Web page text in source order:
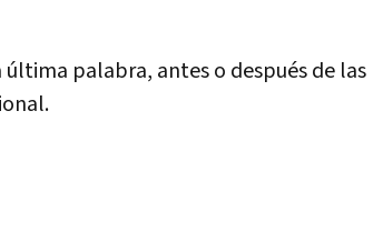
última palabra, antes o después de las